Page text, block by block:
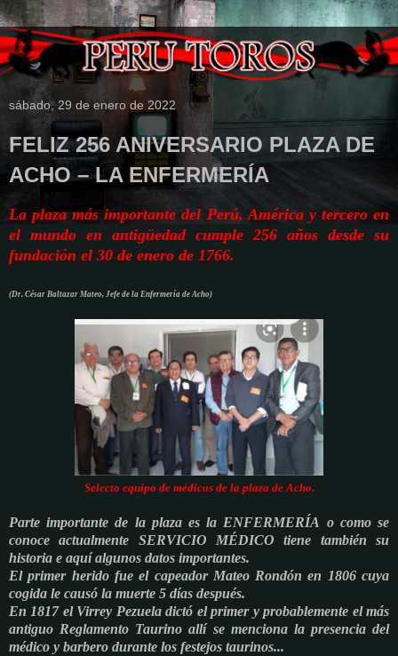
sábado, 29 de enero de 2022
FELIZ 256 ANIVERSARIO PLAZA DE
ACHO – LA ENFERMERÍA
La plaza más importante del Perú, América y tercero en
el mundo en antigüedad cumple 256 años desde su
fundación el 30 de enero de 1766.
(Dr. César Baltazar Mateo, Jefe de la Enfermería de Acho)
Selecto equipo de médicos de la plaza de Acho.
Parte importante de la plaza es la ENFERMERÍA o como se
conoce actualmente SERVICIO MÉDICO tiene también su
historia e aquí algunos datos importantes.
El primer herido fue el capeador Mateo Rondón en 1806 cuya
cogida le causó la muerte 5 días después.
En 1817 el Virrey Pezuela dictó el primer y probablemente el más
antiguo Reglamento Taurino allí se menciona la presencia del
médico y barbero durante los festejos taurinos...